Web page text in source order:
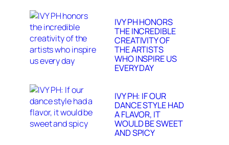
IVY PH HONORS
THE INCREDIBLE
CREATIVITY OF
THE ARTISTS
WHO INSPIRE US
EVERY DAY
IVY PH: IF OUR
DANCE STYLE HAD
A FLAVOR, IT
WOULD BE SWEET
AND SPICY